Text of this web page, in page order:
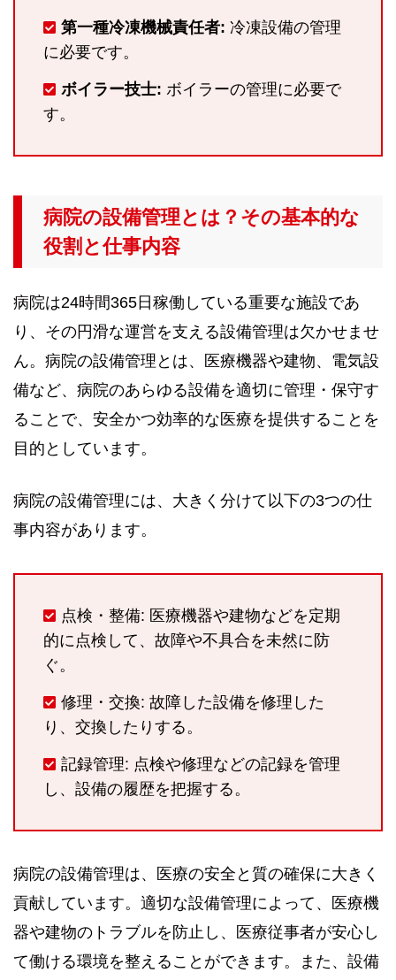
第一種冷凍機械責任者: 冷凍設備の管理
に必要です。
ボイラー技士: ボイラーの管理に必要で
す。
病院の設備管理とは？その基本的な
役割と仕事内容
病院は24時間365日稼働している重要な施設であ
り、その円滑な運営を支える設備管理は欠かせませ
ん。病院の設備管理とは、医療機器や建物、電気設
備など、病院のあらゆる設備を適切に管理・保守す
ることで、安全かつ効率的な医療を提供することを
目的としています。
病院の設備管理には、大きく分けて以下の3つの仕
事内容があります。
点検・整備: 医療機器や建物などを定期
的に点検して、故障や不具合を未然に防
ぐ。
修理・交換: 故障した設備を修理した
り、交換したりする。
記録管理: 点検や修理などの記録を管理
し、設備の履歴を把握する。
病院の設備管理は、医療の安全と質の確保に大きく
貢献しています。適切な設備管理によって、医療機
器や建物のトラブルを防止し、医療従事者が安心し
て働ける環境を整えることができます。また、設備